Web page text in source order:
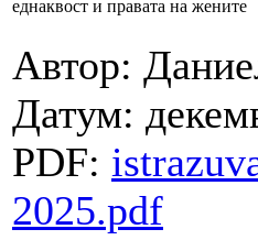
еднаквост и правата на жените
Автор:
Датум:
PDF:
2025.pdf